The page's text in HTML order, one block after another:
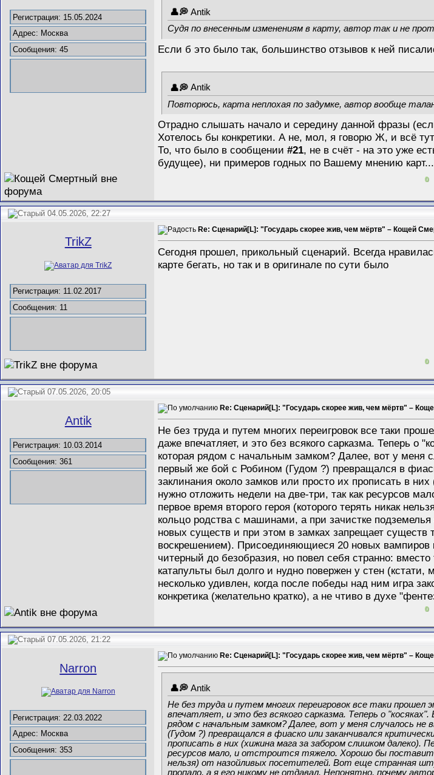
Регистрация: 15.05.2024
Адрес: Москва
Сообщения: 45
Antik
Судя по внесенным изменениям в карту, автор так и не
Если б это было так, большинство отзывов к ней
Antik
Повторюсь, карта неплохая по задумке, автор вообще
Отрадно слышать начало и середину данной фразы
Хотелось бы конкретики. А не, мол, я говорю Ж, и всё
То, что было в сообщении#21, не в счёт - на это уже
будущее), ни примеров годных по Вашему мнению карт...
0
04.05.2026, 22:27
TrikZ
Регистрация: 11.02.2017
Сообщения: 11
Re: Сценарий[L]: "Государь скорее жив, чем мёртв" – Кощей
Сегодня прошел, прикольный сценарий. Всегда
карте бегать, но так и в оригинале по сути было
0
07.05.2026, 20:05
Antik
Регистрация: 10.03.2014
Сообщения: 361
Re: Сценарий[L]: "Государь скорее жив, чем мёртв" –
Не без труда и путем многих переигровок все таки
даже впечатляет, и это без всякого сарказма. Теперь о
которая рядом с начальным замком? Далее, вот у меня
первый же бой с Робином (Гудом ?) превращался в
заклинания около замков или просто их прописать в
нужно отложить недели на две-три, так как ресурсов
первое время второго героя (которого терять никак
кольцо родства с машинами, а при зачистке
новых существ и при этом в замках запрещает
воскрешением). Присоединяющиеся 20 новых вампиров
читерный до безобразия, но повел себя странно:
катапульты был долго и нудно повержен у стен (кстати,
несколько удивлен, когда после победы над ним игра
конкретика (желательно кратко), а не чтиво в духе
0
07.05.2026, 21:22
Narron
Регистрация: 22.03.2022
Адрес: Москва
Сообщения: 353
Re: Сценарий[L]: "Государь скорее жив, чем мёртв" –
Antik
Не без труда и путем многих переигровок все таки прошел
впечатляет, и это без всякого сарказма. Теперь о
рядом с начальным замком? Далее, вот у меня случалось не
(Гудом ?) превращался в фиаско или заканчивался
прописать в них (хижина мага за забором слишком далеко).
ресурсов мало, и отстроится тяжело. Хорошо бы
нельзя) от назойливых посетителей. Вот еще странная
пропало, а я его никому не отдавал. Непонятно, почему